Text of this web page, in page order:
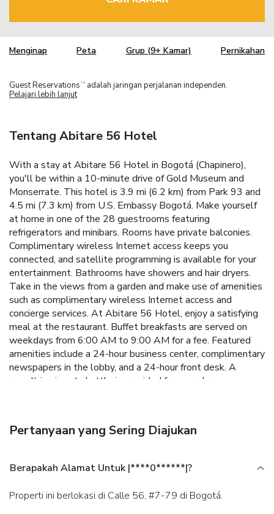
Menginap Peta Grup (9+ Kamar) Pernikahan
Guest Reservations TM
adalah jaringan perjalanan independen.
Pelajari lebih lanjut
Tentang Abitare 56 Hotel
With a stay at Abitare 56 Hotel in Bogotá (Chapinero),
you'll be within a 10-minute drive of Gold Museum and
Monserrate. This hotel is 3.9 mi (6.2 km) from Park 93 and
4.5 mi (7.3 km) from U.S. Embassy Bogotá. Make yourself
at home in one of the 28 guestrooms featuring
refrigerators and minibars. Rooms have private balconies.
Complimentary wireless Internet access keeps you
connected, and satellite programming is available for your
entertainment. Bathrooms have showers and hair dryers.
Take in the views from a garden and make use of amenities
such as complimentary wireless Internet access and
concierge services. At Abitare 56 Hotel, enjoy a satisfying
meal at the restaurant. Buffet breakfasts are served on
weekdays from 6:00 AM to 9:00 AM for a fee. Featured
amenities include a 24-hour business center, complimentary
newspapers in the lobby, and a 24-hour front desk. A
roundtrip airport shuttle is provided for a surcharge
Pertanyaan yang Sering Diajukan
Berapakah Alamat Untuk |****0******|?
Properti ini berlokasi di Calle 56, #7-79 di Bogotá.